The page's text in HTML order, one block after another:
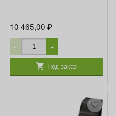
10 465,00₽
− +
Под заказ